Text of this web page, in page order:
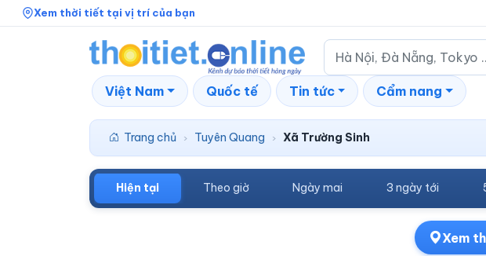
Xem thời tiết tại vị trí của bạn
Việt Nam Quốc tế Tin tức Cẩm nang
Trang chủ › Tuyên Quang › Xã Trường Sinh
Hiện tại Theo giờ Ngày mai 3 ngày tới
Xem